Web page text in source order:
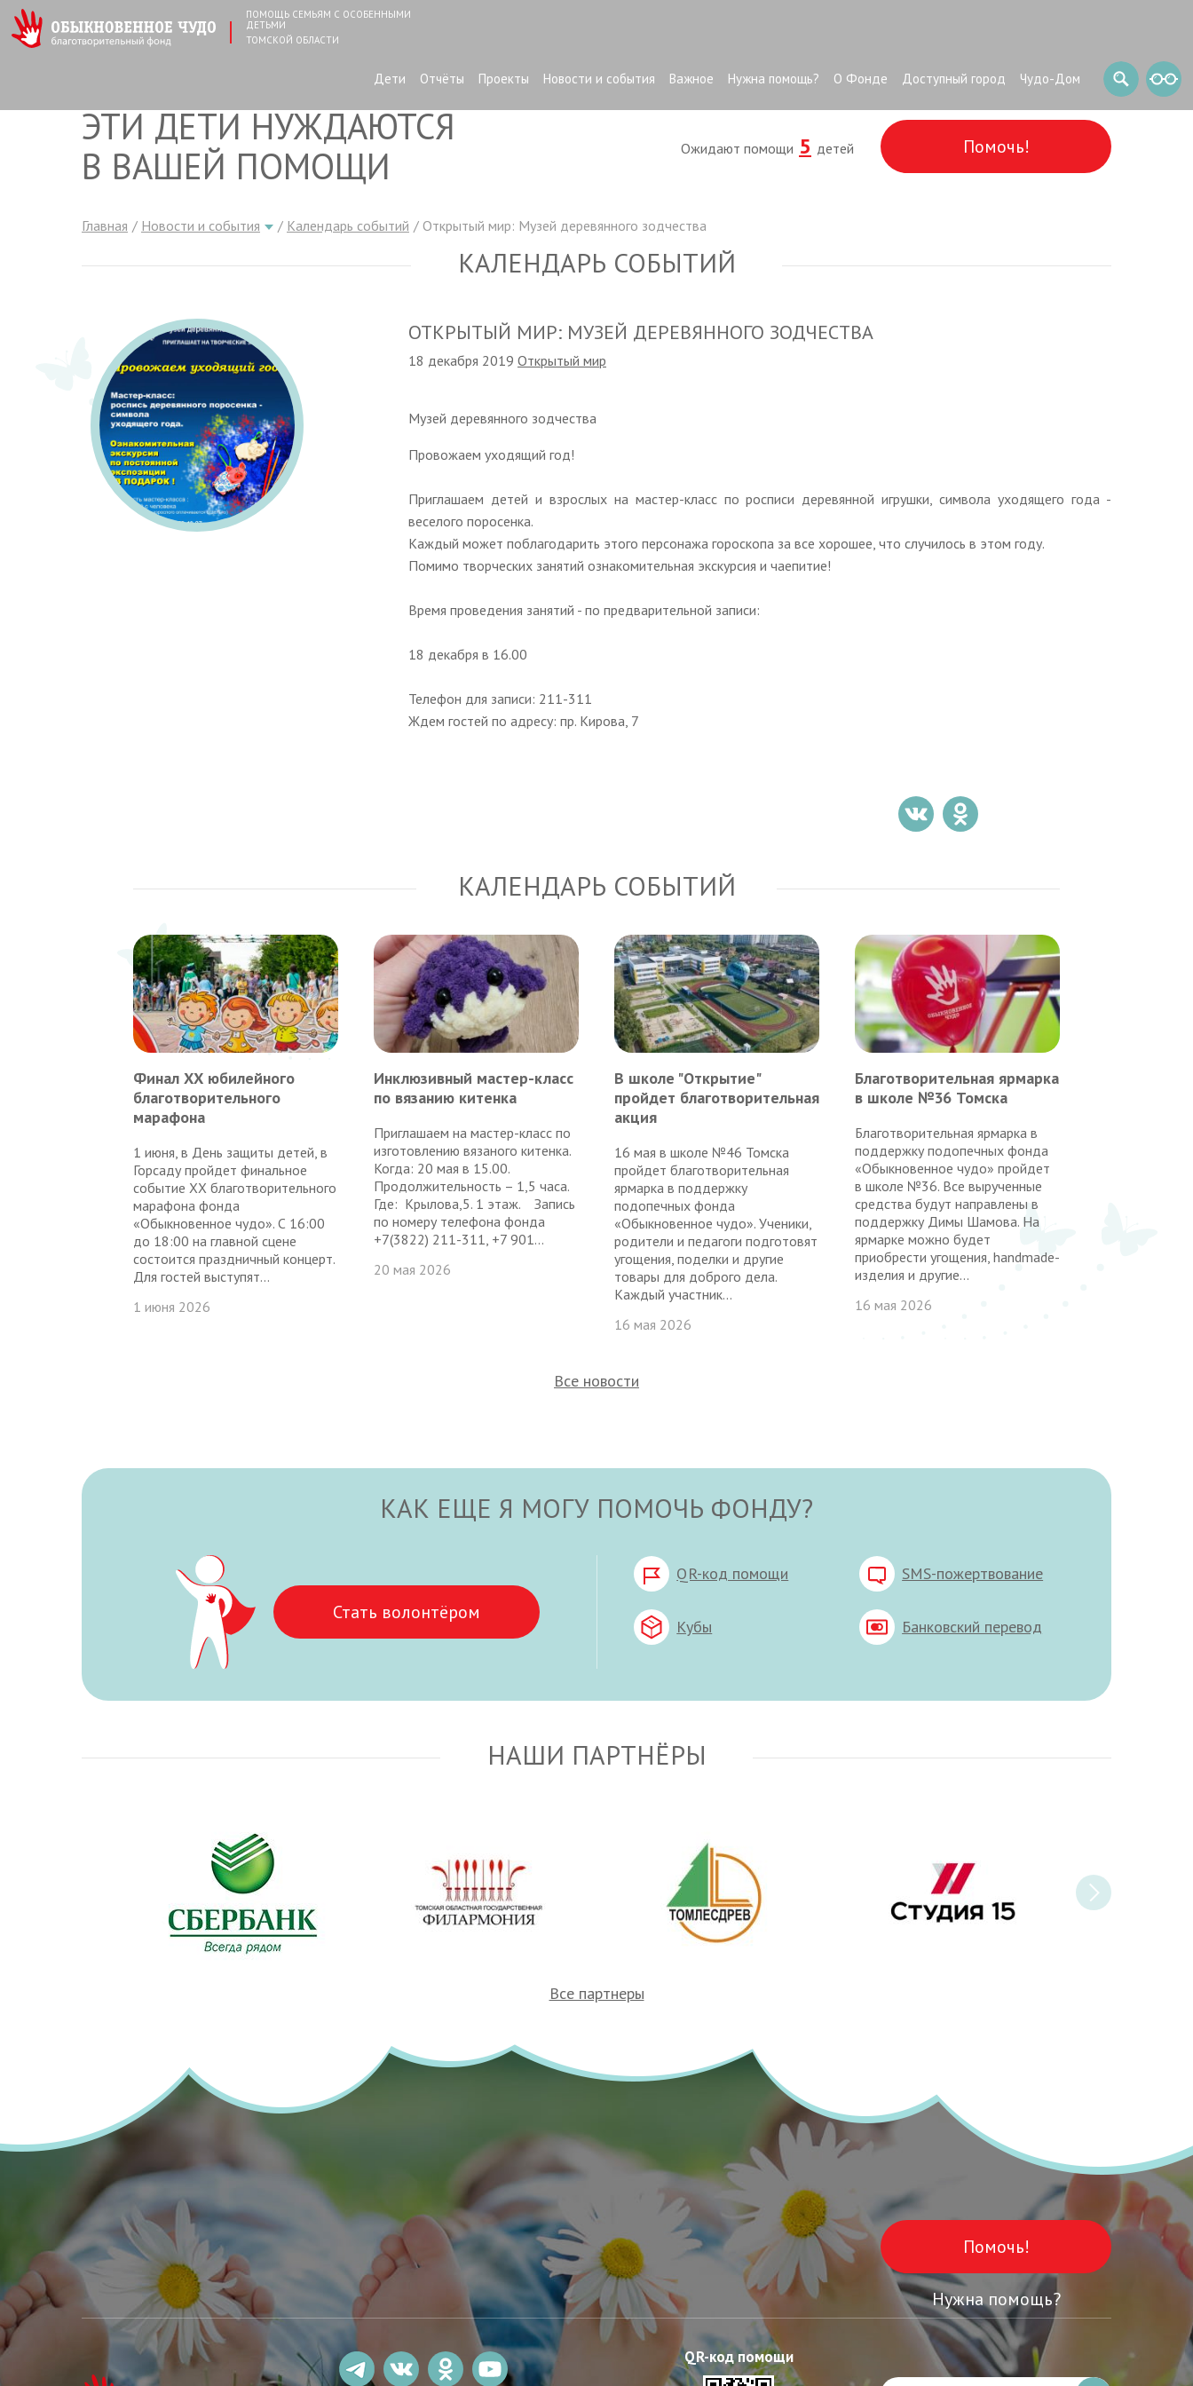
ПОМОЩЬ СЕМЬЯМ С ОСОБЕННЫМИ
ДЕТЬМИ
ТОМСКОЙ ОБЛАСТИ
Дети Отчёты Проекты Новости и события Важное Нужна помощь? О Фонде Доступный город Чудо-Дом
ЭТИ ДЕТИ НУЖДАЮТСЯ
В ВАШЕЙ ПОМОЩИ
Ожидают помощи 5 детей Помочь!
Главная Новости и события Календарь событий Открытый мир: Музей деревянного зодчества
КАЛЕНДАРЬ СОБЫТИЙ
ОТКРЫТЫЙ МИР: МУЗЕЙ ДЕРЕВЯННОГО ЗОДЧЕСТВА
18 декабря 2019 Открытый мир
Музей деревянного зодчества
Провожаем уходящий год!
Приглашаем детей и взрослых на мастер-класс по росписи деревянной игрушки, символа уходящего года -
веселого поросенка.
Каждый может поблагодарить этого персонажа гороскопа за все хорошее, что случилось в этом году.
Помимо творческих занятий ознакомительная экскурсия и чаепитие!
Время проведения занятий - по предварительной записи:
18 декабря в 16.00
Телефон для записи: 211-311
Ждем гостей по адресу: пр. Кирова, 7
КАЛЕНДАРЬ СОБЫТИЙ
Финал ХХ юбилейного
благотворительного
марафона
1 июня, в День защиты детей, в
Горсаду пройдет финальное
событие XX благотворительного
марафона фонда
«Обыкновенное чудо». С 16:00
до 18:00 на главной сцене
состоится праздничный концерт.
Для гостей выступят...
1 июня 2026
Инклюзивный мастер-класс
по вязанию китенка
Приглашаем на мастер-класс по
изготовлению вязаного китенка.
Когда: 20 мая в 15.00.
Продолжительность – 1,5 часа.
Где: Крылова,5. 1 этаж. Запись
по номеру телефона фонда
+7(3822) 211-311, +7 901...
20 мая 2026
В школе "Открытие"
пройдет благотворительная
акция
16 мая в школе №46 Томска
пройдет благотворительная
ярмарка в поддержку
подопечных фонда
«Обыкновенное чудо». Ученики,
родители и педагоги подготовят
угощения, поделки и другие
товары для доброго дела.
Каждый участник...
16 мая 2026
Благотворительная ярмарка
в школе №36 Томска
Благотворительная ярмарка в
поддержку подопечных фонда
«Обыкновенное чудо» пройдет
в школе №36. Все вырученные
средства будут направлены в
поддержку Димы Шамова. На
ярмарке можно будет
приобрести угощения, handmade-
изделия и другие...
16 мая 2026
Все новости
КАК ЕЩЕ Я МОГУ ПОМОЧЬ ФОНДУ?
Стать волонтёром
QR-код помощи SMS-пожертвование
Кубы Банковский перевод
НАШИ ПАРТНЁРЫ
Все партнеры
Помочь!
Нужна помощь?